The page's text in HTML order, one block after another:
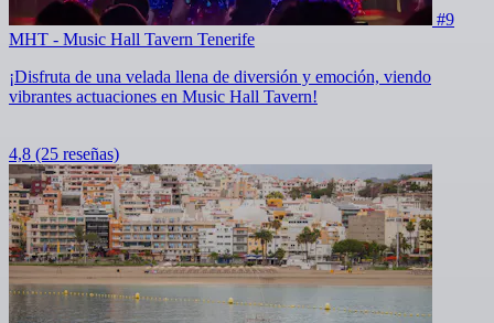
#9
MHT - Music Hall Tavern Tenerife
¡Disfruta de una velada llena de diversión y emoción, viendo
vibrantes actuaciones en Music Hall Tavern!
4,8 (25 reseñas)